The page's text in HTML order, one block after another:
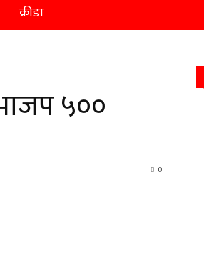
क्रीडा
५००
0